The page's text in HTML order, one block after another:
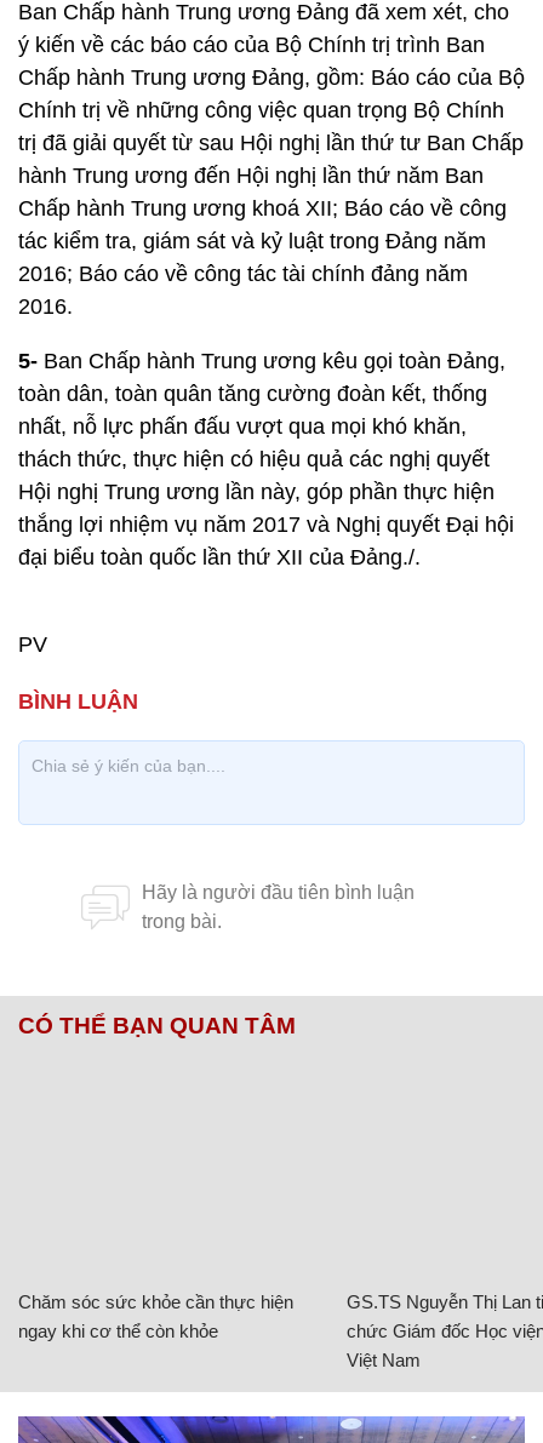
Ban Chấp hành Trung ương Đảng đã xem xét, cho
ý kiến về các báo cáo của Bộ Chính trị trình Ban
Chấp hành Trung ương Đảng, gồm: Báo cáo của Bộ
Chính trị về những công việc quan trọng Bộ Chính
trị đã giải quyết từ sau Hội nghị lần thứ tư Ban Chấp
hành Trung ương đến Hội nghị lần thứ năm Ban
Chấp hành Trung ương khoá XII; Báo cáo về công
tác kiểm tra, giám sát và kỷ luật trong Đảng năm
2016; Báo cáo về công tác tài chính đảng năm
2016.
5- Ban Chấp hành Trung ương kêu gọi toàn Đảng,
toàn dân, toàn quân tăng cường đoàn kết, thống
nhất, nỗ lực phấn đấu vượt qua mọi khó khăn,
thách thức, thực hiện có hiệu quả các nghị quyết
Hội nghị Trung ương lần này, góp phần thực hiện
thắng lợi nhiệm vụ năm 2017 và Nghị quyết Đại hội
đại biểu toàn quốc lần thứ XII của Đảng./.
PV
CÓ THỂ BẠN QUAN TÂM
Chăm sóc sức khỏe cần thực hiện
ngay khi cơ thể còn khỏe
GS.TS Nguyễn Thị Lan
chức Giám đốc Học
Việt Nam